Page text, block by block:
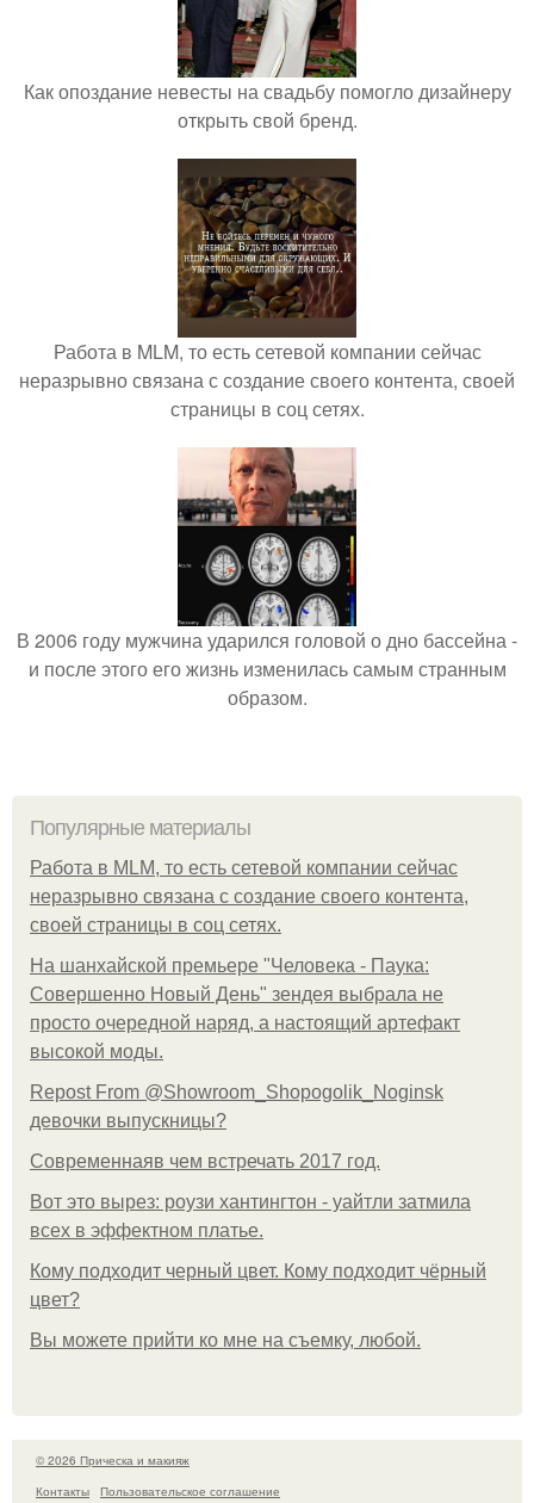
Как опоздание невесты на свадьбу помогло дизайнеру
открыть свой бренд.
Работа в MLM, то есть сетевой компании сейчас
неразрывно связана с создание своего контента, своей
страницы в соц сетях.
В 2006 году мужчина ударился головой о дно бассейна -
и после этого его жизнь изменилась самым странным
образом.
Популярные материалы
Работа в MLM, то есть сетевой компании сейчас
неразрывно связана с создание своего контента,
своей страницы в соц сетях.
На шанхайской премьере "Человека - Паука:
Совершенно Новый День" зендея выбрала не
просто очередной наряд, а настоящий артефакт
высокой моды.
Repost From @Showroom_Shopogolik_Noginsk
девочки выпускницы?
Современнаяв чем встречать 2017 год.
Вот это вырез: роузи хантингтон - уайтли затмила
всех в эффектном платьe.
Кому подходит черный цвет. Кому подходит чёрный
цвет?
Вы можете прийти ко мне на съемку, любой.
© 2026 Прическа и макияж
Контакты
Пользовательское соглашение